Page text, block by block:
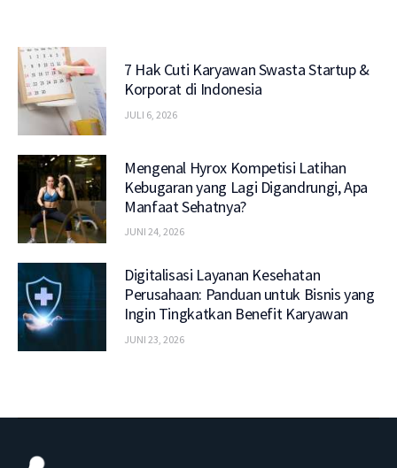
7 Hak Cuti Karyawan Swasta Startup &
Korporat di Indonesia
JULI 6, 2026
Mengenal Hyrox Kompetisi Latihan
Kebugaran yang Lagi Digandrungi, Apa
Manfaat Sehatnya?
JUNI 24, 2026
Digitalisasi Layanan Kesehatan
Perusahaan: Panduan untuk Bisnis yang
Ingin Tingkatkan Benefit Karyawan
JUNI 23, 2026